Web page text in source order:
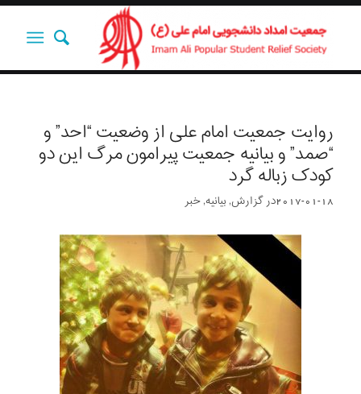
روایت جمعیت امام علی از وضعیت “احد” و
“صمد” و بیانیه جمعیت پیرامون مرگ این دو
کودک زباله گرد
2017-01-18درگزارش, بیانیه,خبر